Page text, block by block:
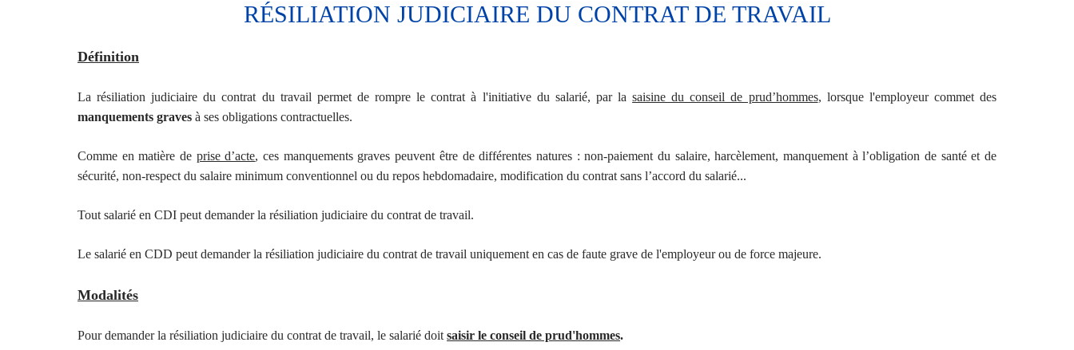
RÉSILIATION JUDICIAIRE DU CONTRAT DE TRAVAIL
Définition
La résiliation judiciaire du contrat du travail permet de rompre le contrat à l'initiative du salarié, par lasaisine du conseil de prud’hommes, lorsque l'employeur commet des
manquements graves à ses obligations contractuelles.
Comme en matière de prise d’acte, ces manquements graves peuvent être de différentes natures : non-paiement du salaire, harcèlement, manquement à l’obligation de santé et de
sécurité, non-respect du salaire minimum conventionnel ou du repos hebdomadaire, modification du contrat sans l’accord du salarié...
Tout salarié en CDI peut demander la résiliation judiciaire du contrat de travail.
Le salarié en CDD peut demander la résiliation judiciaire du contrat de travail uniquement en cas de faute grave de l'employeur ou de force majeure.
Modalités
Pour demander la résiliation judiciaire du contrat de travail, le salarié doit saisir le conseil de prud'hommes.